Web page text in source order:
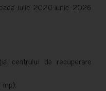
iulie 2020-iunie 2026
centrului de recuperare